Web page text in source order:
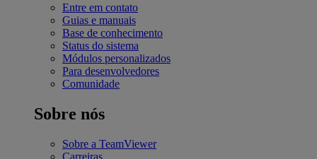
Entre em contato
Guias e manuais
Base de conhecimento
Status do sistema
Módulos personalizados
Para desenvolvedores
Comunidade
Sobre nós
Sobre a TeamViewer
Carreiras